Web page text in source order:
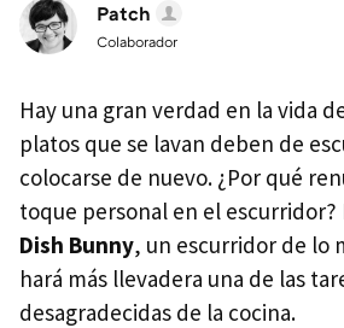
Patch
Colaborador
Hay una gran verdad en la vida
platos que se lavan deben de
colocarse de nuevo. ¿Por qué
toque personal en el escurridor?
Dish Bunny, un escurridor de lo
hará más llevadera una de las
desagradecidas de la cocina.